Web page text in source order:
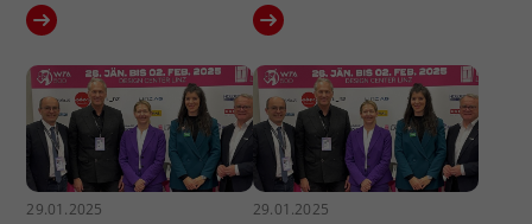
29.01.2025 29.01.2025